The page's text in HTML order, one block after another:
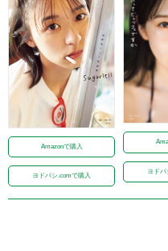
Amazonで購入
ヨドバシ.comで購入
ヨドバ